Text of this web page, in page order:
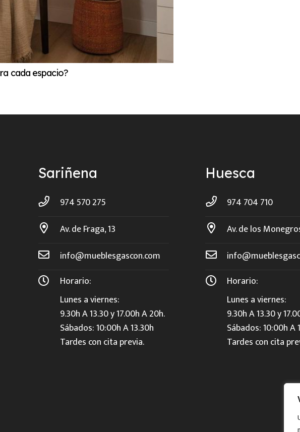
cada espacio?
Sariñena
974 570 275
Av. de Fraga, 13
info@mueblesgascon.com
Horario:
Lunes a viernes:
9.30h A 13.30 y 17.00h A 20h.
Sábados: 10:00h A 13.30h
Tardes con cita previa.
Huesca
974 704 710
Av. de los
Horario:
Lunes a viernes:
9.30h A 13.30 y
Sábados: 10:00h A
Tardes con cita